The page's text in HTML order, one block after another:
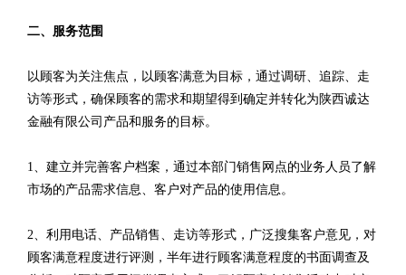
二、服务范围
以顾客为关注焦点，以顾客满意为目标，通过调研、追踪、走
访等形式，确保顾客的需求和期望得到确定并转化为陕西诚达
金融有限公司产品和服务的目标。
1、建立并完善客户档案，通过本部门销售网点的业务人员了解
市场的产品需求信息、客户对产品的使用信息。
2、利用电话、产品销售、走访等形式，广泛搜集客户意见，对
顾客满意程度进行评测，半年进行顾客满意程度的书面调查及